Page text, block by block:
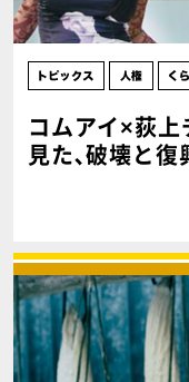
コムアイ×荻
見た､破壊と復